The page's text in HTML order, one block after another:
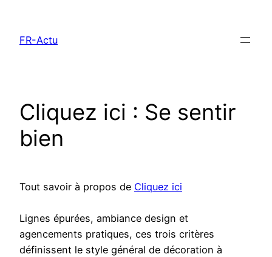
contenu
FR-Actu
Cliquez ici : Se sentir
bien
Tout savoir à propos de Cliquez ici
Lignes épurées, ambiance design et
agencements pratiques, ces trois critères
définissent le style général de décoration à